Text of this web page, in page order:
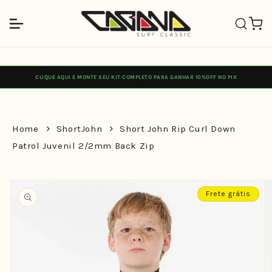
conteúdo
CLIQUE AQUI E MONTE SEU KIT COMPLETO PARA GANHAR 10%OFF NO PIX
Home ShortJohn
Short John Rip Curl Down
Patrol Juvenil 2/2mm Back Zip
informações
Frete grátis